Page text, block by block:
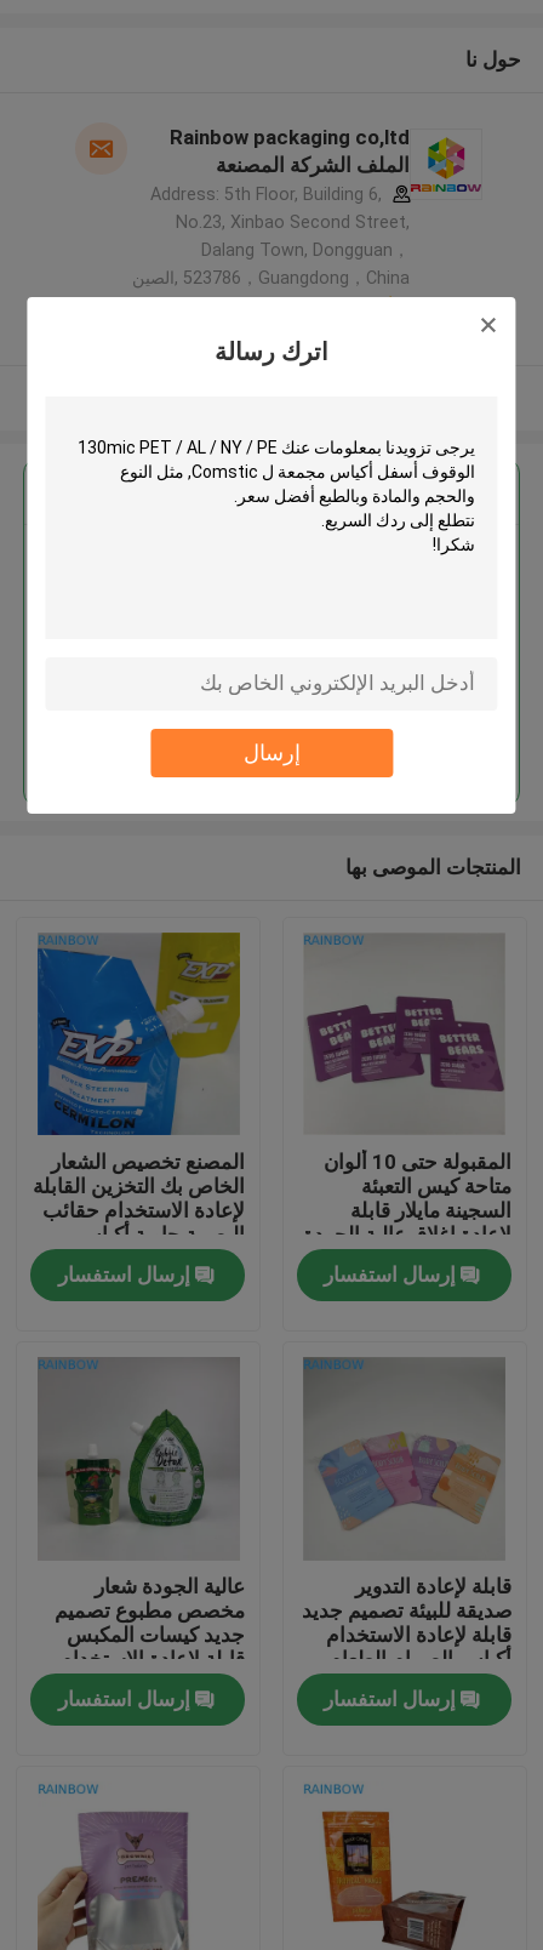
اترك رسالة
إرسال
المنزل
اتصل بنا
القضايا
اطلب اقتباس
الحقائب البلاستيكية التعبئة والتغليف
تغليف كيس الوجبات الخفيفة
صنبور الحقيبة التعبئة والتغليف
حول نا
Rainbow packaging co,ltd
الملف الشركة المصنعة
Address: 5th Floor, Building 6,
No.23, Xinbao Second Street,
Dalang Town, Dongguan，
523786，Guangdong，China ,الصين
احصل على افضل سعر ل
استمر
المنتجات الموصى بها
المقبولة حتى 10 ألوان
متاحة كيس التعبئة
السجينة مايلار قابلة
لإعادة إغلاق عالية الجودة
إرسال استفسار
المصنع تخصيص الشعار
الخاص بك التخزين القابلة
لإعادة الاستخدام حقائب
البصمة حاوية أكياس
قابلة للإغلاق للشرب
عصير الحليبإرسال استفسار
قابلة لإعادة التدوير
صديقة للبيئة تصميم جديد
قابلة لإعادة الاستخدام
أكياس الصمام الطعام
المشروبات العصير حاوية
الحليب أكياس قابلة
للإغلاق
إرسال استفسار
عالية الجودة شعار
مخصص مطبوع تصميم
جديد كيسات المكبس
قابلة لإعادة الاستخدام
الطعام المشروبات
العصير حاوية الحليب
أكياس قابلة للإغلاق
إرسال استفسار